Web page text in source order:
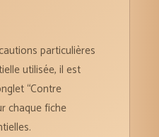
particulières
utilisée, il est
“Contre
chaque fiche